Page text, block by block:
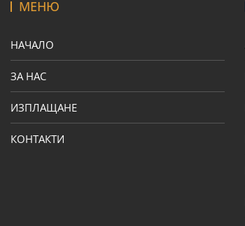
МЕНЮ
НАЧАЛО
ЗА НАС
ИЗПЛАЩАНЕ
КОНТАКТИ